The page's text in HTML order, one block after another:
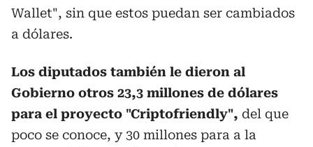
Wallet", sin que estos puedan ser cambiados
a dólares.
Los diputados también le dieron al
Gobierno otros 23,3 millones de dólares
para el proyecto "Criptofriendly", del que
poco se conoce, y 30 millones para a la